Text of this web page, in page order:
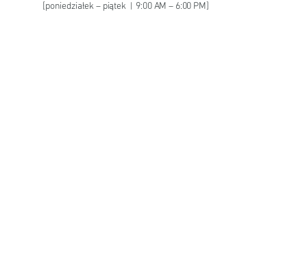
[poniedziałek – piątek | 9:00 AM – 6:00 PM]